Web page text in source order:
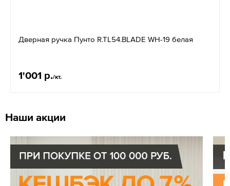
Дверная ручка Пунто R.TL54.BLADE WH-19 белая
1'001 р./кт.
Наши акции